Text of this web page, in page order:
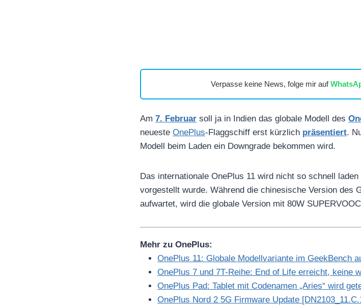
Verpasse keine News, folge mir auf
Am 7. Februar soll ja in Indien das globale Modell des
neueste OnePlus-Flaggschiff erst kürzlich präsentiert.
Modell beim Laden ein Downgrade bekommen wird.
Das internationale OnePlus 11 wird nicht so schnell
vorgestellt wurde. Während die chinesische Version des
aufwartet, wird die globale Version mit 80W
Mehr zu OnePlus:
OnePlus 11: Globale Modellvariante im GeekBench
OnePlus 7 und 7T-Reihe: End of Life erreicht, keine
OnePlus Pad: Tablet mit Codenamen „Aries“ wird
OnePlus Nord 2 5G Firmware Update